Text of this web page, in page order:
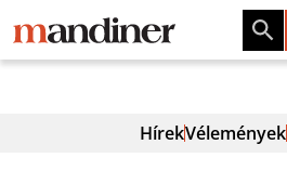
HírekVélemények